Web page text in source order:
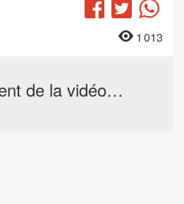
Facebook
Twitter
1 013
de la vidéo…